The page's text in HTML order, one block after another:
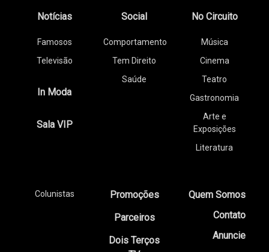
Notícias
Famosos
Televisão
In Moda
Sala VIP
Social
Comportamento
Tem Direito
Saúde
No Circuito
Música
Cinema
Teatro
Gastronomia
Arte e
Exposições
Literatura
Colunistas
Promoções
Parceiros
Dois Terços
Quem Somos
Contato
Anuncie